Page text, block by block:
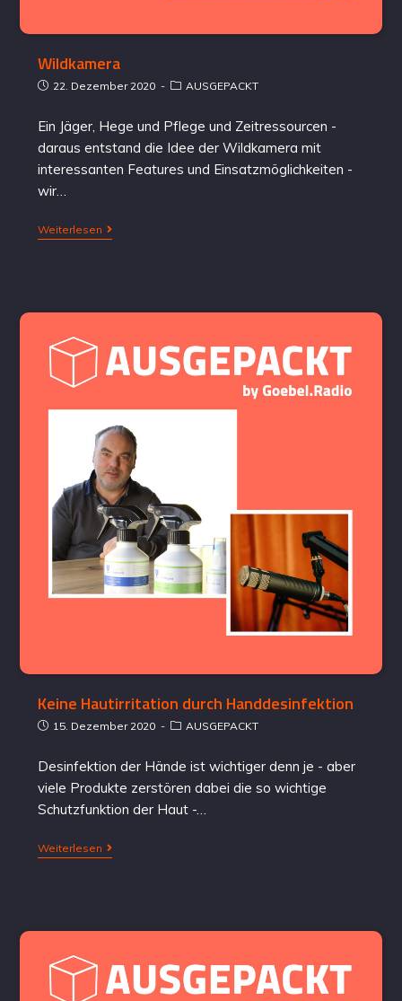
Wildkamera
22. Dezember 2020 AUSGEPACKT
Ein Jäger, Hege und Pflege und Zeitressourcen -
daraus entstand die Idee der Wildkamera mit
interessanten Features und Einsatzmöglichkeiten -
wir…
Weiterlesen
Keine Hautirritation durch Handdesinfektion
15. Dezember 2020 AUSGEPACKT
Desinfektion der Hände ist wichtiger denn je - aber
viele Produkte zerstören dabei die so wichtige
Schutzfunktion der Haut -…
Weiterlesen